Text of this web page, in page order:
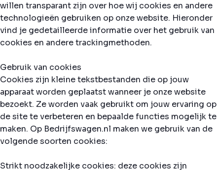
willen transparant zijn over hoe wij cookies en andere
technologieën gebruiken op onze website. Hieronder
vind je gedetailleerde informatie over het gebruik van
cookies en andere trackingmethoden.
Gebruik van cookies
Cookies zijn kleine tekstbestanden die op jouw
apparaat worden geplaatst wanneer je onze website
bezoekt. Ze worden vaak gebruikt om jouw ervaring op
de site te verbeteren en bepaalde functies mogelijk te
maken. Op Bedrijfswagen.nl maken we gebruik van de
volgende soorten cookies:
Strikt noodzakelijke cookies: deze cookies zijn